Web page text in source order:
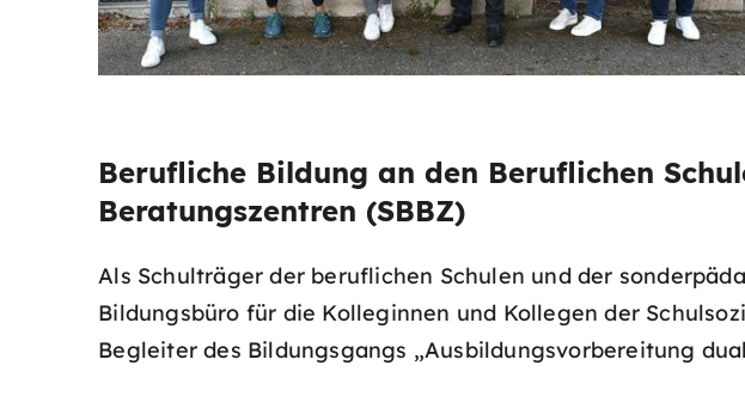
Berufliche Bildung an den Beruflichen
Beratungszentren (SBBZ)
Als Schulträger der beruflichen Schulen und der
Bildungsbüro für die Kolleginnen und Kollegen der
Begleiter des Bildungsgangs „Ausbildungsvorbereitung